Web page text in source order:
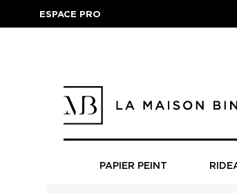
ESPACE PRO
PAPIER PEINT